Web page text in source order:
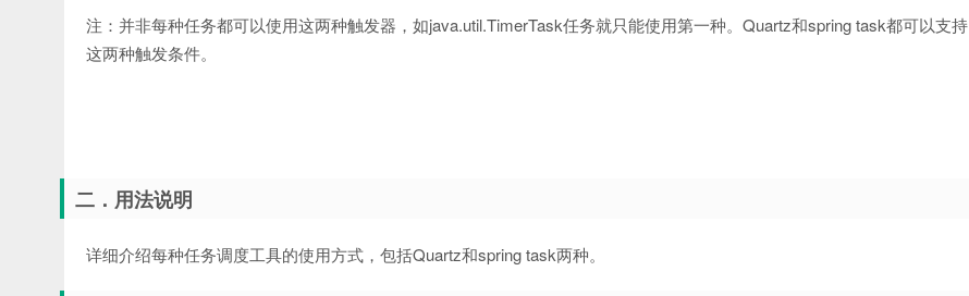
注：并非每种任务都可以使用这两种触发器，如java.util.TimerTask任务就只能使用第一种。Quartz和spring task都可以支持
这两种触发条件。
二．用法说明
详细介绍每种任务调度工具的使用方式，包括Quartz和spring task两种。